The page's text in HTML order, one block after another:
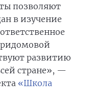
позволяют
в изучение
развитию
стране», —
«Школа